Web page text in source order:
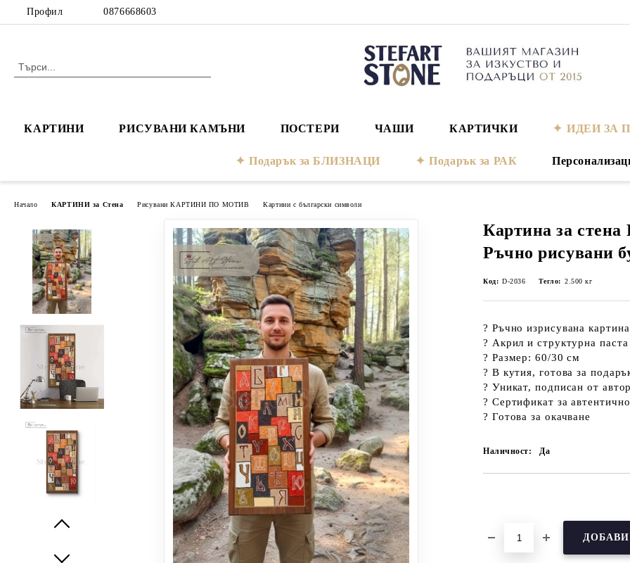
Профил 0876668603
КАРТИНИ РИСУВАНИ КАМЪНИ ПОСТЕРИ ЧАШИ КАРТИЧКИ ИДЕИ ЗА
Подарък за БЛИЗНАЦИ Подарък за РАК
Начало КАРТИНИ за Стена Рисувани КАРТИНИ ПО МОТИВ Картини с български символи
Картина за
Ръчно рисувани
Код: D-2036 Тегло: 2.500 кг
? Ръчно изрисувана
? Акрил и структурна паста
? Размер: 60/30 см
? В кутия, готова за
?️ Уникат, подписан от
? Сертификат за
? Готова за окачване
Наличност: Да